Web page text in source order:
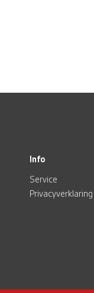
Info
Service
Privacyverklaring